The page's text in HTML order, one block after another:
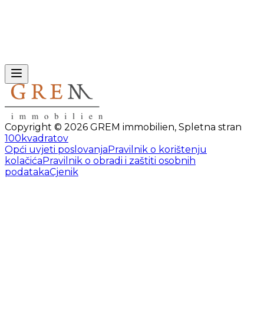
Copyright © 2026 GREM immobilien, Spletna stran
100kvadratov
Opći uvjeti poslovanjaPravilnik o korištenju
kolačićaPravilnik o obradi i zaštiti osobnih
podatakaCjenik